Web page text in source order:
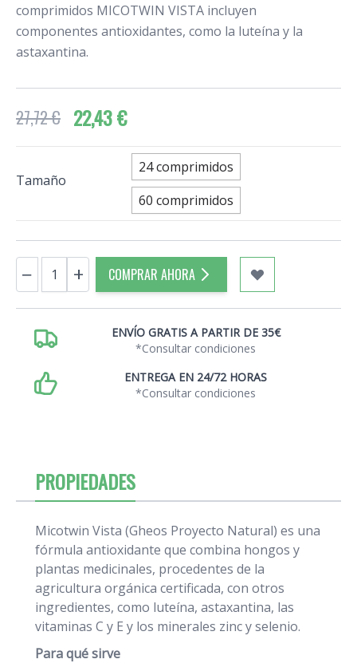
comprimidos MICOTWIN VISTA incluyen
componentes antioxidantes, como la luteína y la
astaxantina.
27,72 € 22,43 €
Tamaño
24 comprimidos
60 comprimidos
Cantidad
− + COMPRAR AHORA
ENVÍO GRATIS A PARTIR DE 35€
*Consultar condiciones
ENTREGA EN 24/72 HORAS
*Consultar condiciones
PROPIEDADES
Micotwin Vista (Gheos Proyecto Natural) es una
fórmula antioxidante que combina hongos y
plantas medicinales, procedentes de la
agricultura orgánica certificada, con otros
ingredientes, como luteína, astaxantina, las
vitaminas C y E y los minerales zinc y selenio.
Para qué sirve